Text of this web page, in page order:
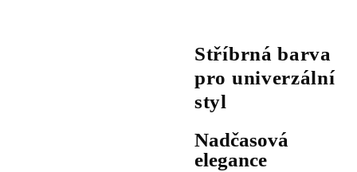
Stříbrná barva
pro univerzální
styl
Nadčasová
elegance